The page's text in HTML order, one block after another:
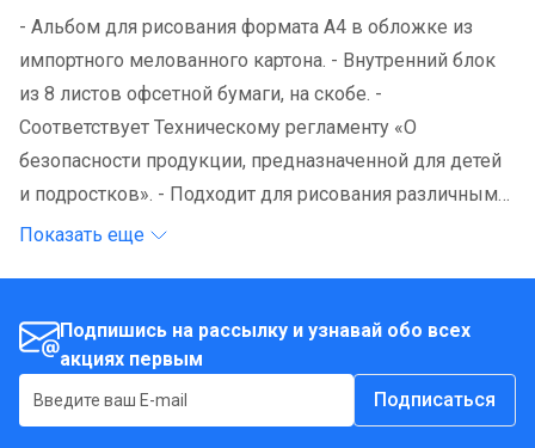
- Альбом для рисования формата А4 в обложке из
импортного мелованного картона. - Внутренний блок
из 8 листов офсетной бумаги, на скобе. -
Соответствует Техническому регламенту «О
безопасности продукции, предназначенной для детей
и подростков». - Подходит для рисования различными
типами красок, фломастерами, цветными и
Показать еще
Подпишись на рассылку и узнавай обо всех
акциях первым
Подписаться